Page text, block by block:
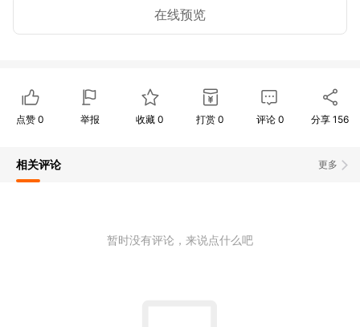
在线预览
点赞 0 举报 收藏0 打赏 0 评论 0 分享156
更多
相关评论
暂时没有评论，来说点什么吧